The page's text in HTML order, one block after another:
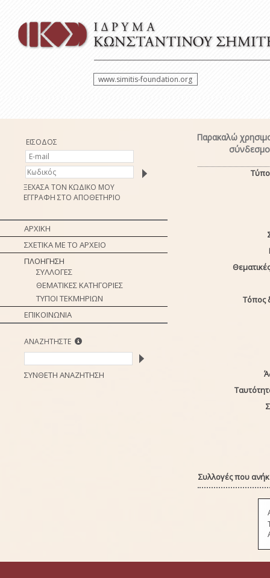
www.simitis-foundation.org
ΕΙΣΟΔΟΣ
ΞΕΧΑΣΑ ΤΟΝ ΚΩΔΙΚΟ ΜΟΥ
ΕΓΓΡΑΦΗ ΣΤΟ ΑΠΟΘΕΤΗΡΙΟ
ΑΡΧΙΚΗ
ΣΧΕΤΙΚΑ ΜΕ ΤΟ ΑΡΧΕΙΟ
ΠΛΟΗΓΗΣΗ
ΣΥΛΛΟΓΕΣ
ΘΕΜΑΤΙΚΕΣ ΚΑΤΗΓΟΡΙΕΣ
ΤΥΠΟΙ ΤΕΚΜΗΡΙΩΝ
ΕΠΙΚΟΙΝΩΝΙΑ
ΑΝΑΖΗΤΗΣΤΕ
ΣΥΝΘΕΤΗ ΑΝΑΖΗΤΗΣΗ
Παρακαλώ
Τόπος
Συλλογές που